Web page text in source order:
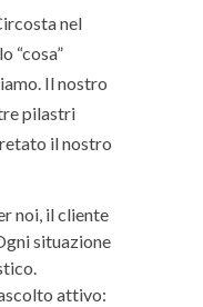
nel
“cosa”
Il nostro
pilastri
il nostro
noi, il cliente
situazione
attivo: